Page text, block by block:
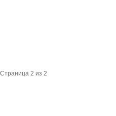
Страница 2 из 2